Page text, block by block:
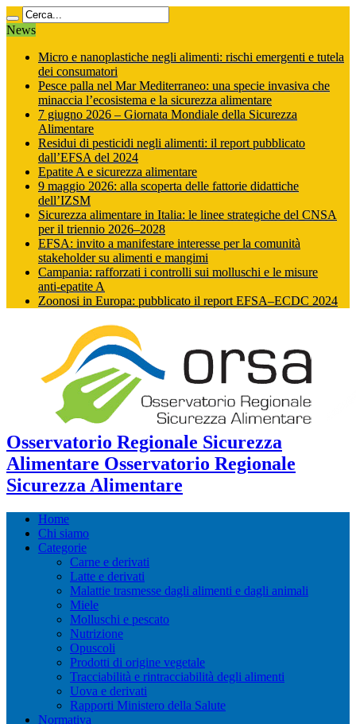
News
Micro e nanoplastiche negli alimenti: rischi emergenti e tutela
dei consumatori
Pesce palla nel Mar Mediterraneo: una specie invasiva che
minaccia l’ecosistema e la sicurezza alimentare
7 giugno 2026 – Giornata Mondiale della Sicurezza
Alimentare
Residui di pesticidi negli alimenti: il report pubblicato
dall’EFSA del 2024
Epatite A e sicurezza alimentare
9 maggio 2026: alla scoperta delle fattorie didattiche
dell’IZSM
Sicurezza alimentare in Italia: le linee strategiche del CNSA
per il triennio 2026–2028
EFSA: invito a manifestare interesse per la comunità
stakeholder su alimenti e mangimi
Campania: rafforzati i controlli sui molluschi e le misure
anti‑epatite A
Zoonosi in Europa: pubblicato il report EFSA–ECDC 2024
Osservatorio Regionale Sicurezza
Alimentare Osservatorio Regionale
Sicurezza Alimentare
Home
Chi siamo
Categorie
Carne e derivati
Latte e derivati
Malattie trasmesse dagli alimenti e dagli animali
Miele
Molluschi e pescato
Nutrizione
Opuscoli
Prodotti di origine vegetale
Tracciabilità e rintracciabilità degli alimenti
Uova e derivati
Rapporti Ministero della Salute
Normativa